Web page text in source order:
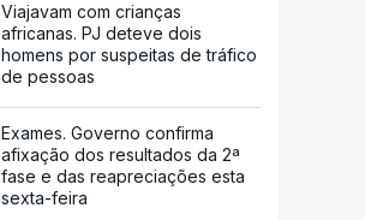
Viajavam com crianças
africanas. PJ deteve dois
homens por suspeitas de tráfico
de pessoas
Exames. Governo confirma
afixação dos resultados da 2ª
fase e das reapreciações esta
sexta-feira